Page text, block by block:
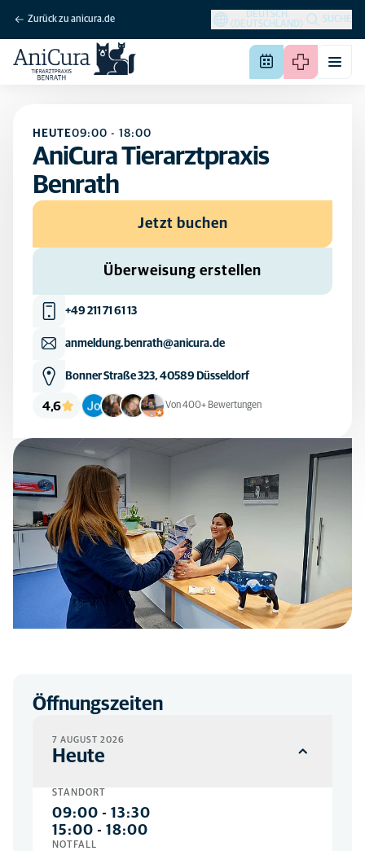
Zurück zu anicura.de
DEUTSCH
(DEUTSCHLAND)
SUCHE
HEUTE09:00 - 18:00
AniCura Tierarztpraxis
Benrath
Jetzt buchen
Überweisung erstellen
+49 211 71 61 13
anmeldung.benrath@anicura.de
Bonner Straße 323, 40589 Düsseldorf
4,6 Von 400+ Bewertungen
Öffnungszeiten
7 AUGUST 2026
Heute
STANDORT
09:00 - 13:30
15:00 - 18:00
NOTFALL